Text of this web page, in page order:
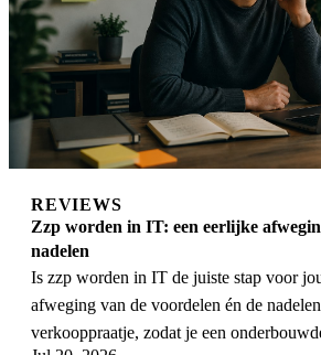
REVIEWS
Zzp worden in IT: een eerlijke
nadelen
Is zzp worden in IT de juiste stap voor
afweging van de voordelen én de
verkooppraatje, zodat je een